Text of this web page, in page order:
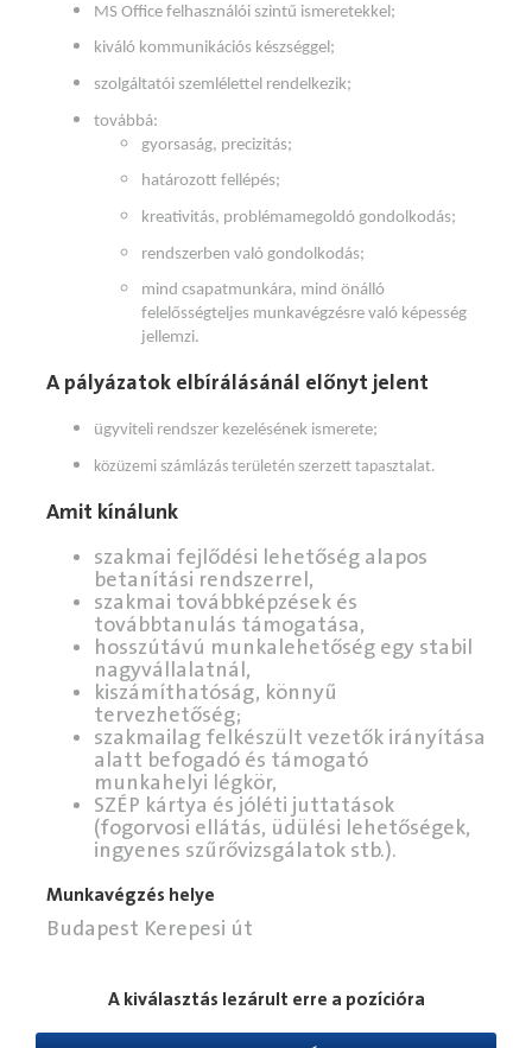
MS Office felhasználói szintű ismeretekkel;
kiváló kommunikációs készséggel;
szolgáltatói szemlélettel rendelkezik;
továbbá:
gyorsaság, precizitás;
határozott fellépés;
kreativitás, problémamegoldó gondolkodás;
rendszerben való gondolkodás;
mind csapatmunkára, mind önálló
felelősségteljes munkavégzésre való képesség
jellemzi.
A pályázatok elbírálásánál előnyt jelent
ügyviteli rendszer kezelésének ismerete;
közüzemi számlázás területén szerzett tapasztalat.
Amit kínálunk
szakmai fejlődési lehetőség alapos
betanítási rendszerrel,
szakmai továbbképzések és
továbbtanulás támogatása,
hosszútávú munkalehetőség egy stabil
nagyvállalatnál,
kiszámíthatóság, könnyű
tervezhetőség;
szakmailag felkészült vezetők irányítása
alatt befogadó és támogató
munkahelyi légkör,
SZÉP kártya és jóléti juttatások
(fogorvosi ellátás, üdülési lehetőségek,
ingyenes szűrővizsgálatok stb.).
Munkavégzés helye
Budapest Kerepesi út
A kiválasztás lezárult erre a pozícióra